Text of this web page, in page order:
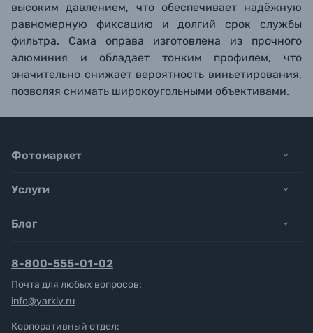
высоким давлением, что обеспечивает надёжную
равномерную фиксацию и долгий срок службы
фильтра. Сама оправа изготовлена из прочного
алюминия и обладает тонким профилем, что
значительно снижает вероятность виньетирования,
позволяя снимать широкоугольными объективами.
Фотомаркет
Услуги
Блог
8-800-555-01-02
Почта для любых вопросов:
info@yarkiy.ru
Корпоративный отдел: